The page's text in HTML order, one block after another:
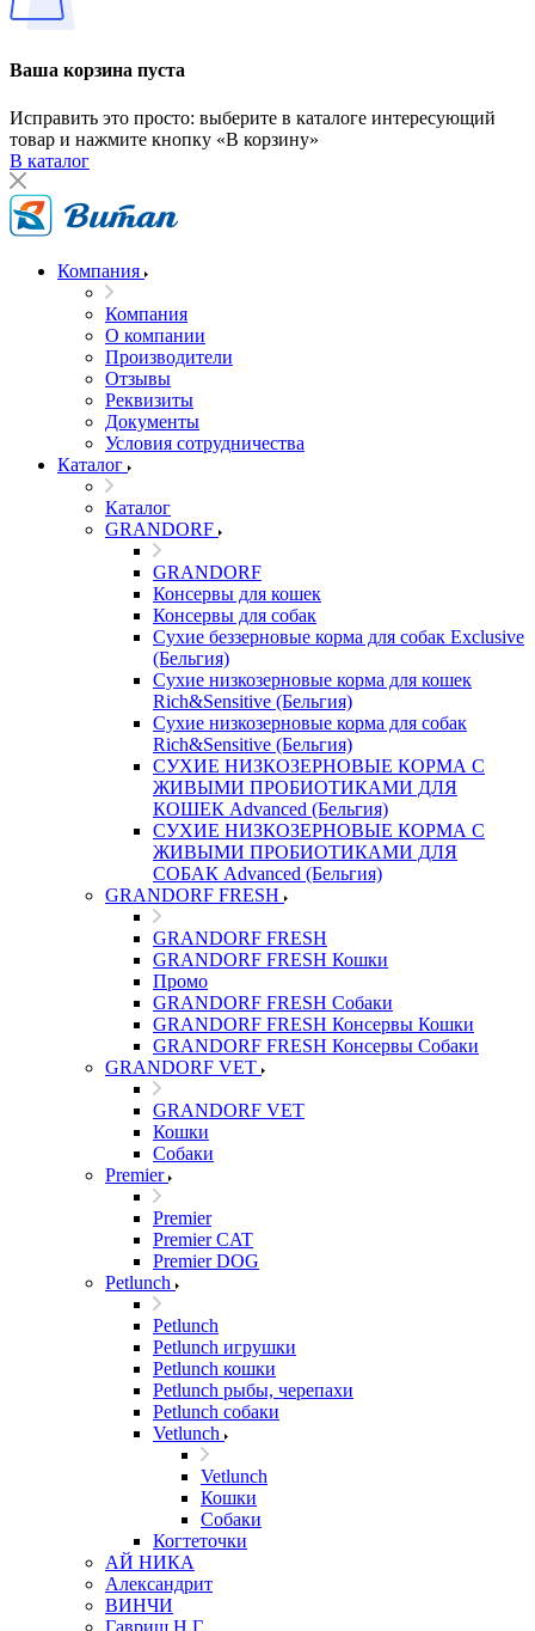
Ваша корзина пуста
Исправить это просто: выберите в каталоге интересующий
товар и нажмите кнопку «В корзину»
В каталог
Компания
Компания
О компании
Производители
Отзывы
Реквизиты
Документы
Условия сотрудничества
Каталог
Каталог
GRANDORF
GRANDORF
Консервы для кошек
Консервы для собак
Сухие беззерновые корма для собак Exclusive
(Бельгия)
Сухие низкозерновые корма для кошек
Rich&Sensitive (Бельгия)
Сухие низкозерновые корма для собак
Rich&Sensitive (Бельгия)
СУХИЕ НИЗКОЗЕРНОВЫЕ КОРМА С
ЖИВЫМИ ПРОБИОТИКАМИ ДЛЯ
КОШЕК Advanced (Бельгия)
СУХИЕ НИЗКОЗЕРНОВЫЕ КОРМА С
ЖИВЫМИ ПРОБИОТИКАМИ ДЛЯ
СОБАК Advanced (Бельгия)
GRANDORF FRESH
GRANDORF FRESH
GRANDORF FRESH Кошки
Промо
GRANDORF FRESH Собаки
GRANDORF FRESH Консервы Кошки
GRANDORF FRESH Консервы Собаки
GRANDORF VET
GRANDORF VET
Кошки
Собаки
Premier
Premier
Premier CAT
Premier DOG
Petlunch
Petlunch
Petlunch игрушки
Petlunch кошки
Petlunch рыбы, черепахи
Petlunch собаки
Vetlunch
Vetlunch
Кошки
Собаки
Когтеточки
АЙ НИКА
Александрит
ВИНЧИ
Гавриш Н.Г.